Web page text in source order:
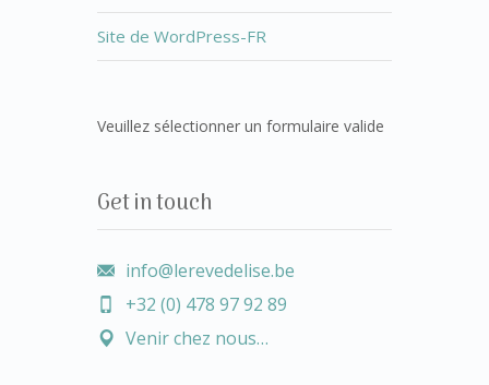
Site de WordPress-FR
Veuillez sélectionner un formulaire valide
Get in touch
info@lerevedelise.be
+32 (0) 478 97 92 89
Venir chez nous…